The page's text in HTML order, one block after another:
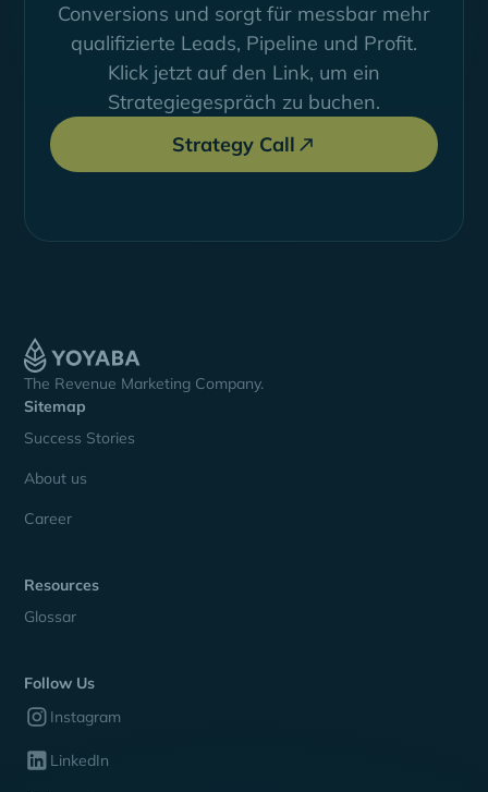
Conversions und sorgt für messbar mehr
qualifizierte Leads, Pipeline und Profit.
Klick jetzt auf den Link, um ein
Strategiegespräch zu buchen.
Strategy Call
The Revenue Marketing Company.
Sitemap
Success Stories
About us
Career
Resources
Glossar
Follow Us
Instagram
LinkedIn